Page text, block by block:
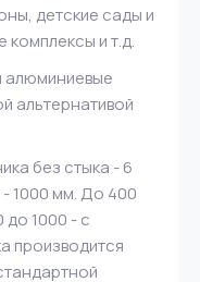
детские сады и
и т.д.
алюминиевые
альтернативой
без стыка - 6
1000 мм. До 400
до 1000 - с
производится